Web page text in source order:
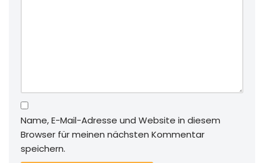
Name, E-Mail-Adresse und Website in diesem
Browser für meinen nächsten Kommentar
speichern.